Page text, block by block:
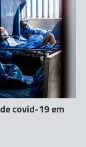
covid-19 em